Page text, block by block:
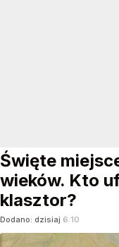
Święte
wieków. Kto
klasztor?
Dodano: dzisiaj 6:10